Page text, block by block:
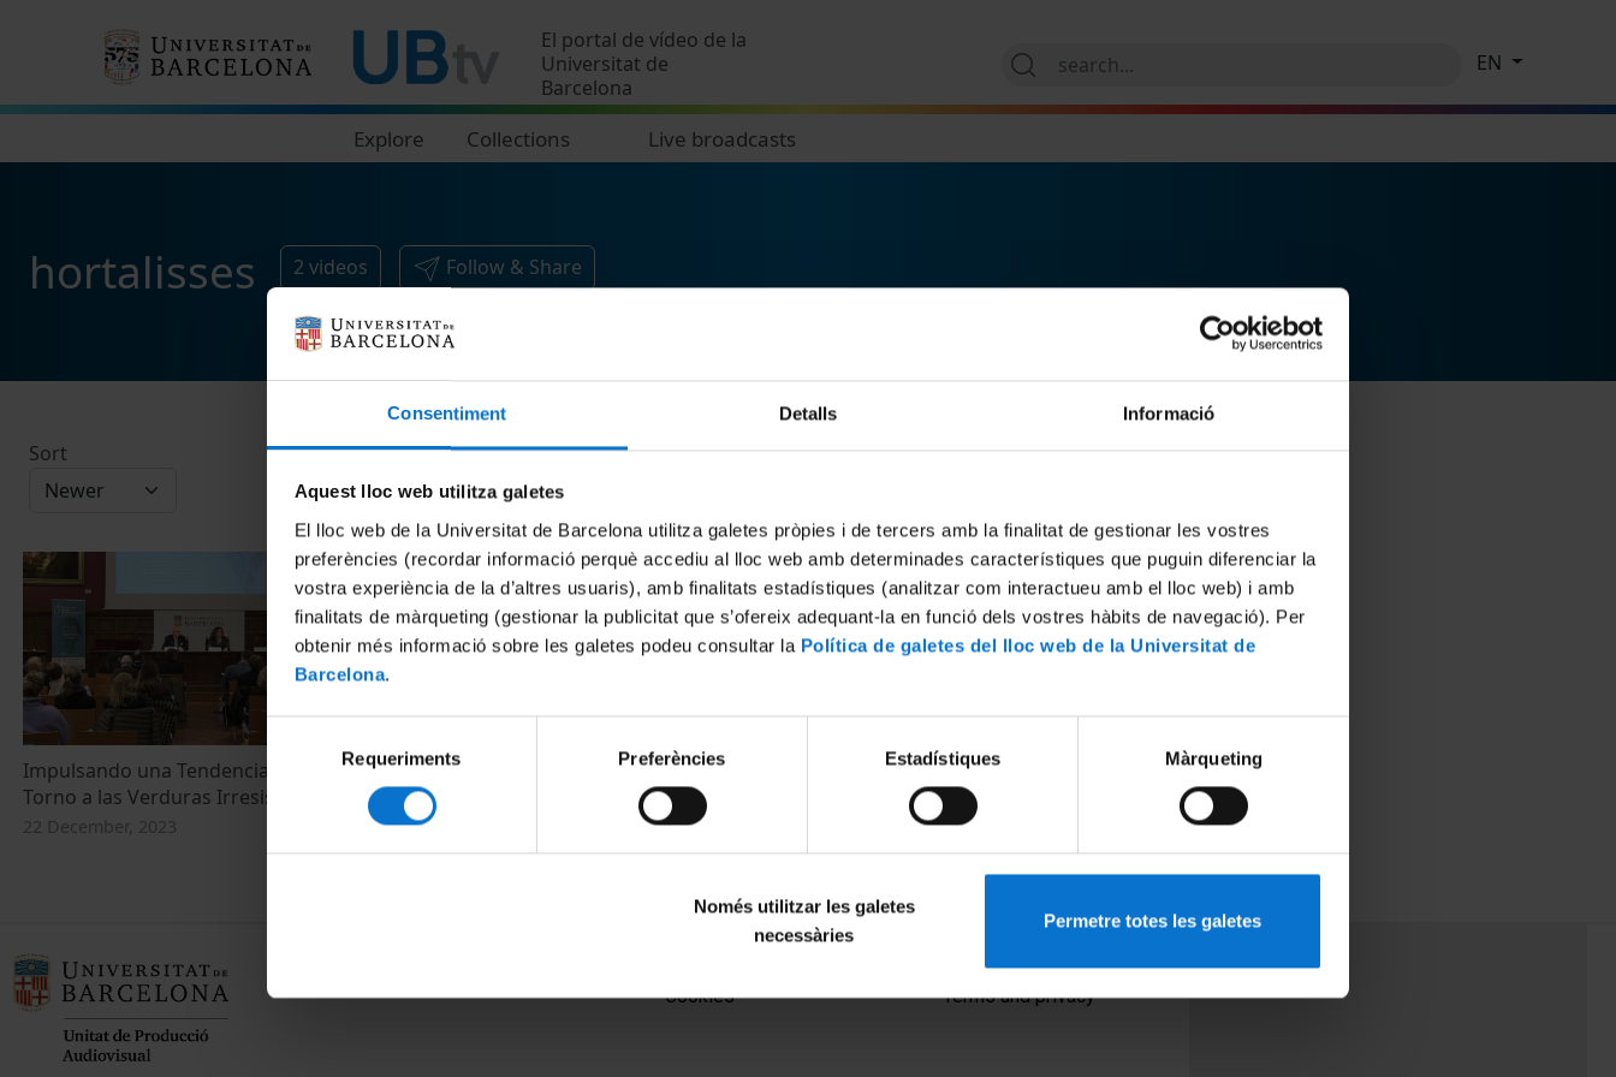
Consentiment Detalls Informació
Aquest lloc web utilitza galetes
El lloc web de la Universitat de Barcelona utilitza galetes pròpies i de tercers amb la finalitat de gestionar les vostres
preferències (recordar informació perquè accediu al lloc web amb determinades característiques que puguin diferenciar la
vostra experiència de la d’altres usuaris), amb finalitats estadístiques (analitzar com interactueu amb el lloc web) i amb
finalitats de màrqueting (gestionar la publicitat que s’ofereix adequant-la en funció dels vostres hàbits de navegació). Per
obtenir més informació sobre les galetes podeu consultar la Política de galetes del lloc web de la Universitat de
Barcelona.
consentiment
Requeriments Preferències Estadístiques Màrqueting
Només utilitzar les galetes
necessàries
Permetre totes les galetes
El portal de vídeo de la
Universitat de
Barcelona
Explore Collections Live broadcasts
EN
hortalisses 2 videos Follow & Share
Sort
Impulsando una Tendencia Mundial en
Torno a las Verduras Irresistibles
22 December, 2023
Powering a Global Trend around
Irresistible Vegetables
14 December, 2023
Cookies
Terms and privacy